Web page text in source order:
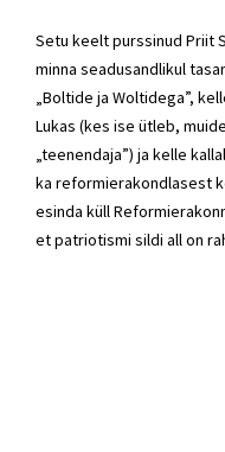
Setu keelt purssinud Priit
minna seadusandlikul
„Boltide ja Woltidega”,
Lukas (kes ise ütleb,
„teenendaja”) ja kelle
ka reformierakondlasest
esinda küll
et patriotismi sildi all on